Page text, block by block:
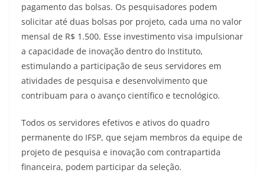
pagamento das bolsas. Os pesquisadores podem
solicitar até duas bolsas por projeto, cada uma no valor
mensal de R$ 1.500. Esse investimento visa impulsionar
a capacidade de inovação dentro do Instituto,
estimulando a participação de seus servidores em
atividades de pesquisa e desenvolvimento que
contribuam para o avanço científico e tecnológico.
Todos os servidores efetivos e ativos do quadro
permanente do IFSP, que sejam membros da equipe de
projeto de pesquisa e inovação com contrapartida
financeira, podem participar da seleção.